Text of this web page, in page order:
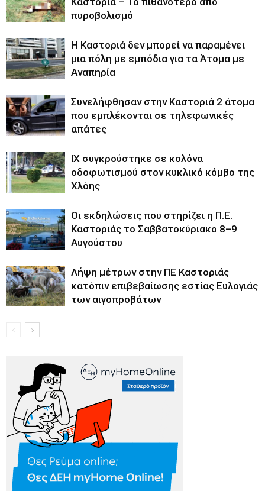
πυροβολισμό
Η Καστοριά δεν μπορεί να παραμένει
μια πόλη με εμπόδια για τα Άτομα με
Αναπηρία
Συνελήφθησαν στην Καστοριά 2 άτομα
που εμπλέκονται σε τηλεφωνικές
απάτες
ΙΧ συγκρούστηκε σε κολόνα
οδοφωτισμού στον κυκλικό κόμβο της
Χλόης
Οι εκδηλώσεις που στηρίζει η Π.Ε.
Καστοριάς το Σαββατοκύριακο 8–9
Αυγούστου
Λήψη μέτρων στην ΠΕ Καστοριάς
κατόπιν επιβεβαίωσης εστίας Ευλογιάς
των αιγοπροβάτων